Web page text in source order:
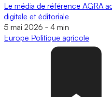
Le média de référence AGRA
digitale et éditoriale
5 mai 2026 - 4 min
Europe Politique agricole